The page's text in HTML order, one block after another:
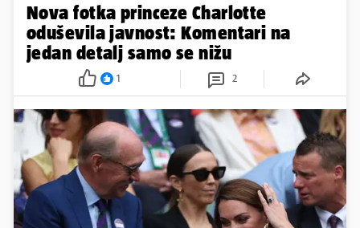
Nova fotka princeze Charlotte
oduševila javnost: Komentari na
jedan detalj samo se nižu
1 2